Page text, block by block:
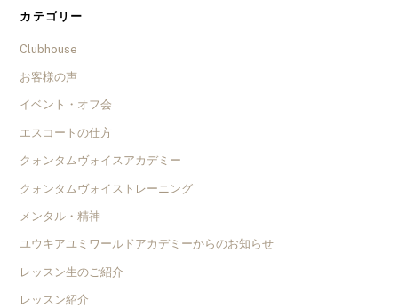
カテゴリー
Clubhouse
お客様の声
イベント・オフ会
エスコートの仕方
クォンタムヴォイスアカデミー
クォンタムヴォイストレーニング
メンタル・精神
ユウキアユミワールドアカデミーからのお知らせ
レッスン生のご紹介
レッスン紹介